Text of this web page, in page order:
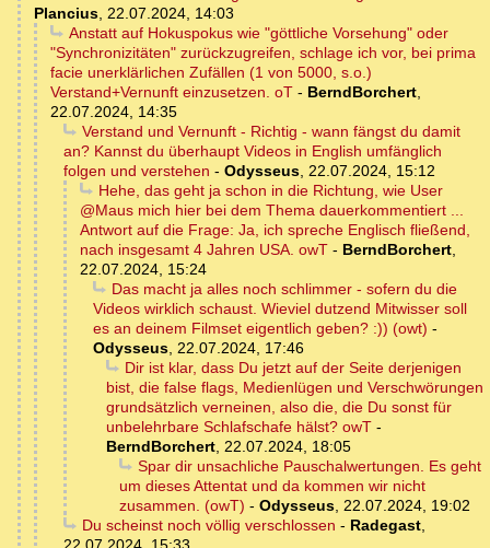
Plancius, 22.07.2024, 14:03
Anstatt auf Hokuspokus wie "göttliche Vorsehung" oder
"Synchronizitäten" zurückzugreifen, schlage ich vor, bei prima
facie unerklärlichen Zufällen (1 von 5000, s.o.)
Verstand+Vernunft einzusetzen. oT - BerndBorchert,
22.07.2024, 14:35
Verstand und Vernunft - Richtig - wann fängst du damit
an? Kannst du überhaupt Videos in English umfänglich
folgen und verstehen - Odysseus, 22.07.2024, 15:12
Hehe, das geht ja schon in die Richtung, wie User
@Maus mich hier bei dem Thema dauerkommentiert ...
Antwort auf die Frage: Ja, ich spreche Englisch fließend,
nach insgesamt 4 Jahren USA. owT - BerndBorchert,
22.07.2024, 15:24
Das macht ja alles noch schlimmer - sofern du die
Videos wirklich schaust. Wieviel dutzend Mitwisser soll
es an deinem Filmset eigentlich geben? :)) (owt) -
Odysseus, 22.07.2024, 17:46
Dir ist klar, dass Du jetzt auf der Seite derjenigen
bist, die false flags, Medienlügen und Verschwörungen
grundsätzlich verneinen, also die, die Du sonst für
unbelehrbare Schlafschafe hälst? owT -
BerndBorchert, 22.07.2024, 18:05
Spar dir unsachliche Pauschalwertungen. Es geht
um dieses Attentat und da kommen wir nicht
zusammen. (owT) - Odysseus, 22.07.2024, 19:02
Du scheinst noch völlig verschlossen - Radegast,